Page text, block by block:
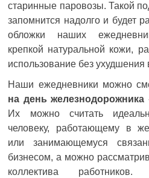
старинные паровозы. Такой
запомнится надолго и будет
обложки наших
крепкой натуральной кожи,
использование без
Наши ежедневники можно
на день железнодорожника
Их можно считать
человеку, работающему в
или занимающемуся
бизнесом, а можно
коллектива